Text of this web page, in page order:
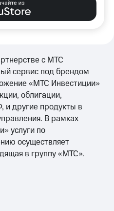
с МТС
сервис под брендом
«МТС Инвестиции»
облигации,
и другие продукты в
В рамках
услуги по
осуществляет
в группу «МТС».